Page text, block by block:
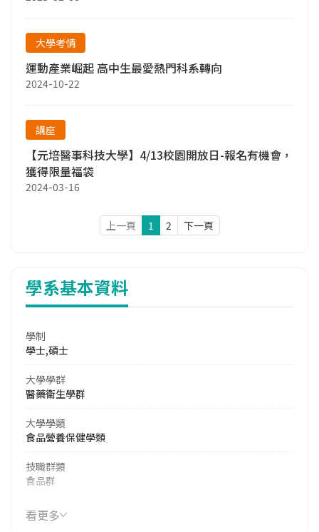
大學考情
運動產業崛起 高中生最愛熱門科系轉向
2024-10-22
講座
【元培醫事科技大學】4/13校園開放日-報名有機會，
獲得限量福袋
2024-03-16
上一頁 1 2 下一頁
學系基本資料
學制
學士,碩士
大學學群
醫藥衛生學群
大學學類
食品營養保健學類
技職群類
食品群
114年學費
38,678 元/學期
看更多